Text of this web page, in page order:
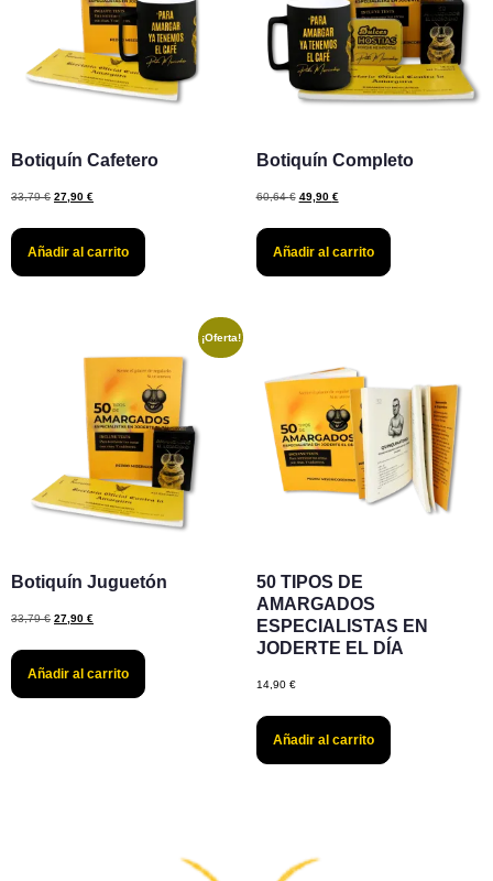
Botiquín Cafetero
33,79€ 27,90 €
Añadir al carrito
Botiquín Completo
60,64€ 49,90 €
Añadir al carrito
¡Oferta!
Botiquín Juguetón
33,79€ 27,90 €
Añadir al carrito
50 TIPOS DE
AMARGADOS
ESPECIALISTAS EN
JODERTE EL DÍA
14,90 €
Añadir al carrito